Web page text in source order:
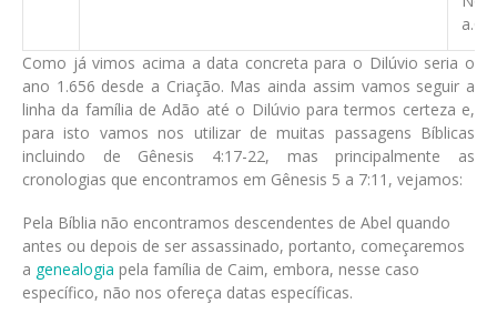
a.C.
Como já vimos acima a data concreta para o Dilúvio seria o
ano 1.656 desde a Criação. Mas ainda assim vamos seguir a
linha da família de Adão até o Dilúvio para termos certeza e,
para isto vamos nos utilizar de muitas passagens Bíblicas
incluindo de Gênesis 4:17-22, mas principalmente as
cronologias que encontramos em Gênesis 5 a 7:11, vejamos:
Pela Bíblia não encontramos descendentes de Abel quando
antes ou depois de ser assassinado, portanto, começaremos
a genealogia pela família de Caim, embora, nesse caso
específico, não nos ofereça datas específicas.